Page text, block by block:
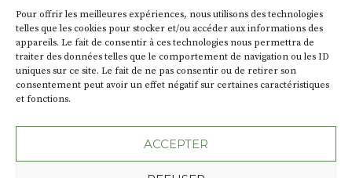
Pour offrir les meilleures expériences, nous utilisons des technologies
telles que les cookies pour stocker et/ou accéder aux informations des
appareils. Le fait de consentir à ces technologies nous permettra de
traiter des données telles que le comportement de navigation ou les ID
uniques sur ce site. Le fait de ne pas consentir ou de retirer son
consentement peut avoir un effet négatif sur certaines caractéristiques
et fonctions.
ACCEPTER
d’autres activités culturelles de
la Petite Cité de Caractère. Par
exemple, l’installationCochon
Charbons’inscrit comme en
« off » du festival d’Auzon 2026
SA D’où vient le nom :Fumoir?
BT C’est le terme employé dans
Suivez toute l'actu de Strada